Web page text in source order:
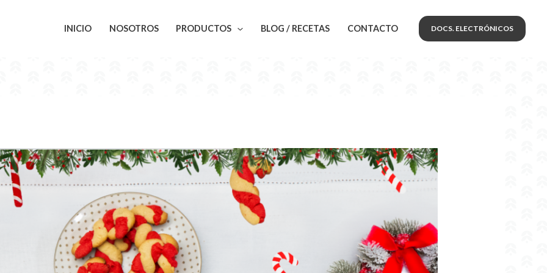
INICIO NOSOTROS PRODUCTOS BLOG / RECETAS CONTACTO DOCS. ELECTRÓNICOS